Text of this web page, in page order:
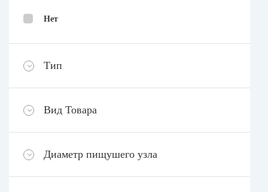
Нет
Тип
Вид Товара
Диаметр пищушего узла